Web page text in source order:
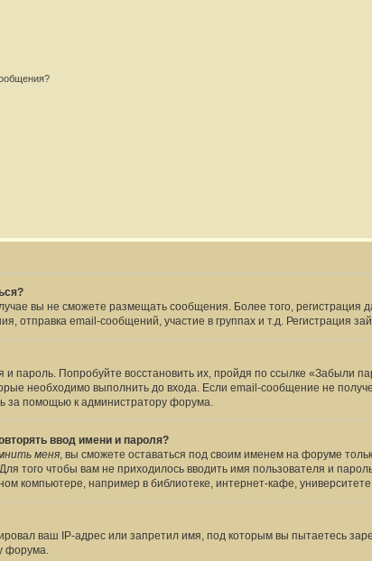
вы не сможете размещать сообщения. Более того,
отправка email-сообщений, участие в группах и т.д. Регистрация
и пароль. Попробуйте восстановить их, пройдя по ссылке «Забыли
необходимо выполнить до входа. Если email-сообщение не
за помощью к администратору форума.
ввод имени и пароля?
меня, вы сможете оставаться под своим именем на форуме
того чтобы вам не приходилось вводить имя пользователя и
компьютере, например в библиотеке, интернет-кафе, университете
ваш IP-адрес или запретил имя, под которым вы пытаетесь
форума.